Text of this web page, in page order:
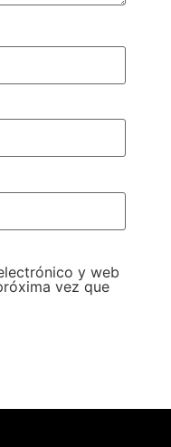
y web
vez que